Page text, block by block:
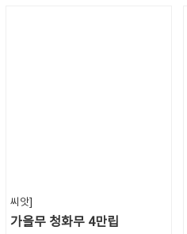
씨앗]
가을무 청화무 4만립